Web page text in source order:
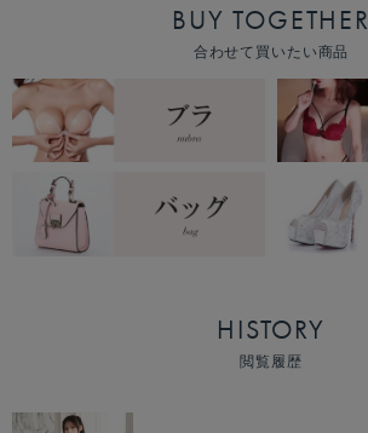
BUY TOGETHER
合わせて買いたい商品
HISTORY
閲覧履歴